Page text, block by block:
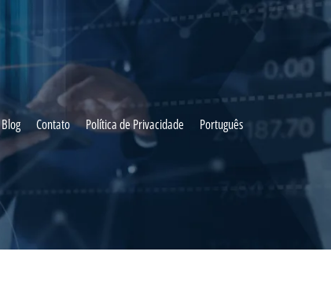
Blog Contato Política de Privacidade Português